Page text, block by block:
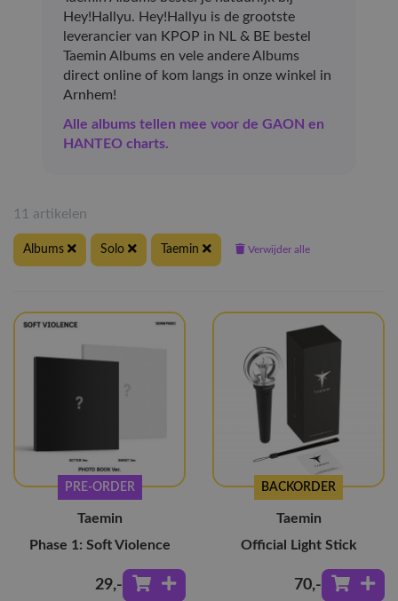
Hey!Hallyu. Hey!Hallyu is de grootste
leverancier van KPOP in NL & BE bestel
Taemin Albums en vele andere Albums
direct online of kom langs in onze winkel in
Arnhem!
Alle albums tellen mee voor de GAON en
HANTEO charts.
11 artikelen
Albums Solo Taemin Verwijder alle
PRE-ORDER
Taemin
Phase 1: Soft Violence
29,-
BACKORDER
Taemin
Official Light Stick
70,-